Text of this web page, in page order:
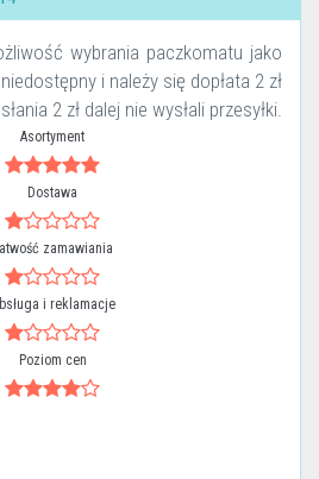
wybrania paczkomatu jako
i należy się dopłata 2 zł
2 zł dalej nie wysłali przesyłki.
Asortyment
Dostawa
zamawiania
i reklamacje
Poziom cen